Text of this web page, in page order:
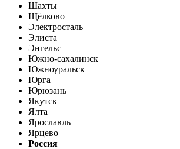
Шахты
Щёлково
Электросталь
Элиста
Энгельс
Южно-сахалинск
Южноуральск
Юрга
Юрюзань
Якутск
Ялта
Ярославль
Ярцево
Россия